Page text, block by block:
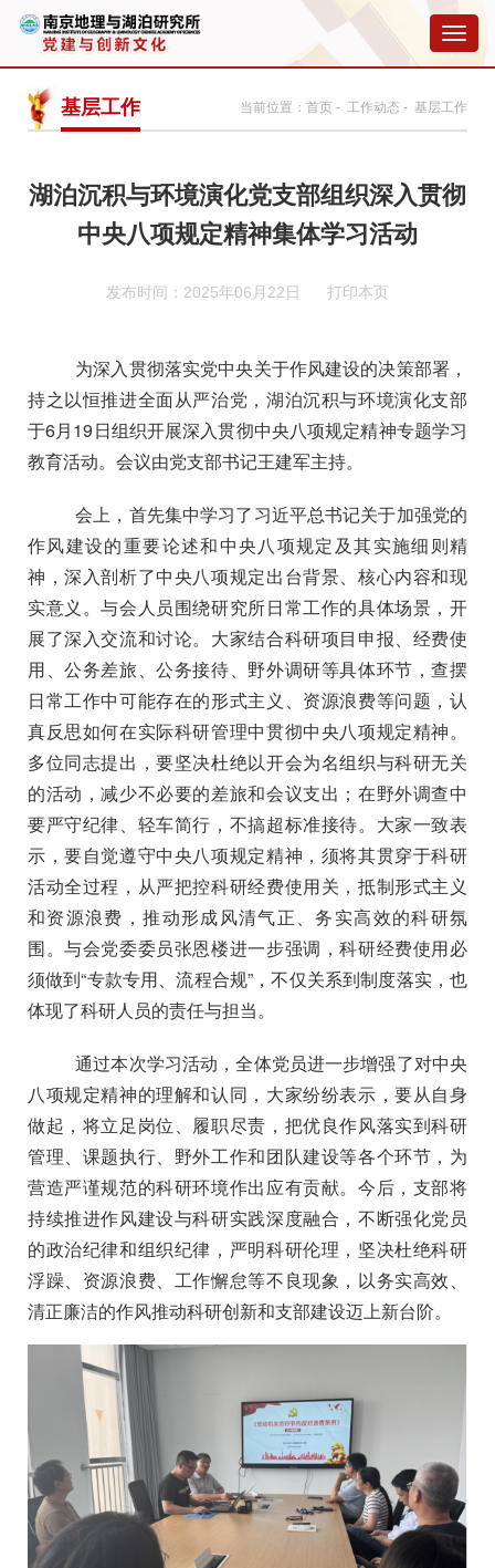
切
换
航
基层工作 当前位置： 首页 - 工作动态 - 基层工作
湖泊沉积与环境演化党支部组织深入贯彻
中央八项规定精神集体学习活动
发布时间：2025年06月22日 打印本页
为深入贯彻落实党中央关于作风建设的决策部署，
持之以恒推进全面从严治党 ，湖泊沉积与环境演化支部
于6月19日组织开展深入贯彻中央八项规定精神专题学习
教育活动。 会议由党支部书记王建军主持。
会上，首先集中学习了习近平总书记关于加强党的
作风建设的重要论述和中央八项规定及其实施细则精
神，深入剖析了中央八项规定出台背景、核心内容和现
实意义。与会人员围绕研究所日常工作的具体场景，开
展了深入交流和讨论。大家结合科研项目申报、经费使
用、公务差旅、公务接待、野外调研等具体环节，查摆
日常工作中可能存在的形式主义、资源浪费等问题，认
真反思如何在实际科研管理中贯彻中央八项规定精神。
多位同志提出，要坚决杜绝以开会为名组织与科研无关
的活动，减少不必要的差旅和会议支出；在野外调查中
要严守纪律、轻车简行，不搞超标准接待。大家一致表
示，要自觉遵守中央八项规定精神，须将其贯穿于科研
活动全过程，从严把控科研经费使用关，抵制形式主义
和资源浪费，推动形成风清气正、务实高效的科研氛
围。与会党委委员张恩楼进一步强调，科研经费使用必
须做到“专款专用、流程合规”，不仅关系到制度落实，也
体现了科研人员的责任与担当。
通过本次学习活动，全体党员进一步增强了对中央
八项规定精神的理解和认同，大家纷纷表示，要从自身
做起，将立足岗位、履职尽责，把优良作风落实到科研
管理、课题执行、野外工作和团队建设等各个环节，为
营造严谨规范的科研环境作出应有贡献。今后，支部将
持续推进作风建设与科研实践深度融合，不断强化党员
的政治纪律和组织纪律，严明科研伦理，坚决杜绝科研
浮躁、资源浪费、工作懈怠等不良现象，以务实高效、
清正廉洁的作风推动科研创新和支部建设迈上新台阶。